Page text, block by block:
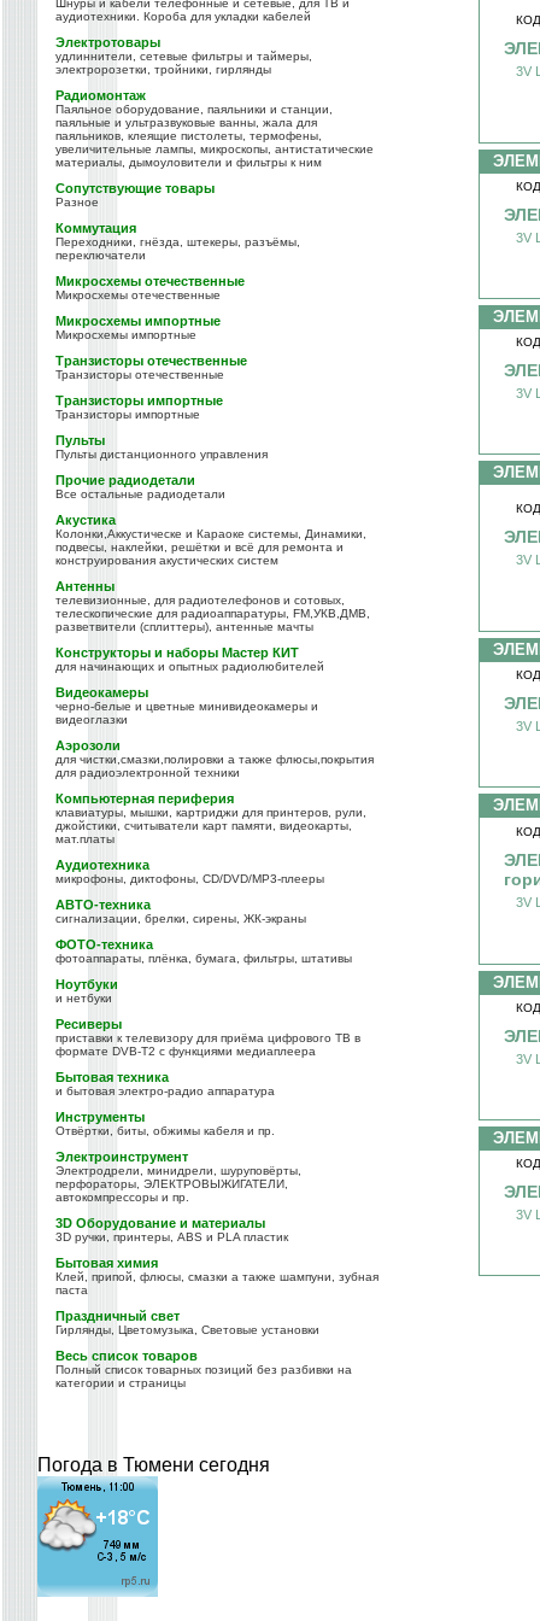
Шнуры и кабели телефонные и сетевые, для ТВ и
аудиотехники. Короба для укладки кабелей
Электротовары
удлиннители, сетевые фильтры и таймеры,
электророзетки, тройники, гирлянды
Радиомонтаж
Паяльное оборудование, паяльники и станции,
паяльные и ультразвуковые ванны, жала для
паяльников, клеящие пистолеты, термофены,
увеличительные лампы, микроскопы, антистатические
материалы, дымоуловители и фильтры к ним
Сопутствующие товары
Разное
Коммутация
Переходники, гнёзда, штекеры, разъёмы,
переключатели
Микросхемы отечественные
Микросхемы отечественные
Микросхемы импортные
Микросхемы импортные
Транзисторы отечественные
Транзисторы отечественные
Транзисторы импортные
Транзисторы импортные
Пульты
Пульты дистанционного управления
Прочие радиодетали
Все остальные радиодетали
Акустика
Колонки,Аккустическе и Караоке системы, Динамики,
подвесы, наклейки, решётки и всё для ремонта и
конструирования акустических систем
Антенны
телевизионные, для радиотелефонов и сотовых,
телескопические для радиоаппаратуры, FM,УКВ,ДМВ,
разветвители (сплиттеры), антенные мачты
Конструкторы и наборы Мастер КИТ
для начинающих и опытных радиолюбителей
Видеокамеры
черно-белые и цветные минивидеокамеры и
видеоглазки
Аэрозоли
для чистки,смазки,полировки а также флюсы,покрытия
для радиоэлектронной техники
Компьютерная периферия
клавиатуры, мышки, картриджи для принтеров, рули,
джойстики, считыватели карт памяти, видеокарты,
мат.платы
Аудиотехника
микрофоны, диктофоны, CD/DVD/MP3-плееры
АВТО-техника
сигнализации, брелки, сирены, ЖК-экраны
ФОТО-техника
фотоаппараты, плёнка, бумага, фильтры, штативы
Ноутбуки
и нетбуки
Ресиверы
приставки к телевизору для приёма цифрового ТВ в
формате DVB-T2 с функциями медиаплеера
Бытовая техника
и бытовая электро-радио аппаратура
Инструменты
Отвёртки, биты, обжимы кабеля и пр.
Электроинструмент
Электродрели, минидрели, шуруповёрты,
перфораторы, ЭЛЕКТРОВЫЖИГАТЕЛИ,
автокомпрессоры и пр.
3D Оборудование и материалы
3D ручки, принтеры, ABS и PLA пластик
Бытовая химия
Клей, припой, флюсы, смазки а также шампуни, зубная
паста
Праздничный свет
Гирлянды, Цветомузыка, Световые установки
Весь список товаров
Полный список товарных позиций без разбивки на
категории и страницы
Погода в Тюмени сегодня
3V
3V
3V
3V
3V
3V
3V
3V